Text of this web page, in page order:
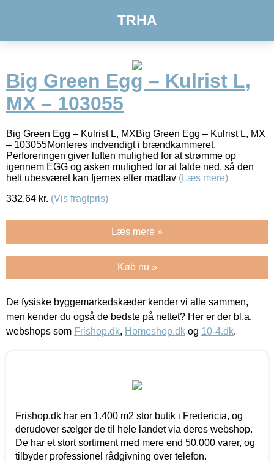
TRHA
Big Green Egg – Kulrist L,
MX – 103055
Big Green Egg – Kulrist L, MXBig Green Egg – Kulrist L, MX
– 103055Monteres indvendigt i brændkammeret.
Perforeringen giver luften mulighed for at strømme op
igennem EGG og asken mulighed for at falde ned, så den
helt ubesværet kan fjernes efter madlav (Læs mere)
332.64 kr. (Vis fragtpris)
Læs mere »
Køb nu »
De fysiske byggemarkedskæder kender vi alle sammen,
men kender du også de bedste på nettet? Her er der bl.a.
webshops som Frishop.dk, Homeshop.dk og 10-4.dk.
Frishop.dk har en 1.400 m2 stor butik i Fredericia, og
derudover sælger de til hele landet via deres webshop.
De har et stort sortiment med mere end 50.000 varer, og
tilbyder professionel rådgivning over telefon.